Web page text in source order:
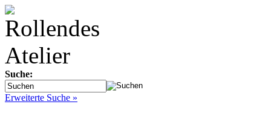
Suche:
Erweiterte Suche »